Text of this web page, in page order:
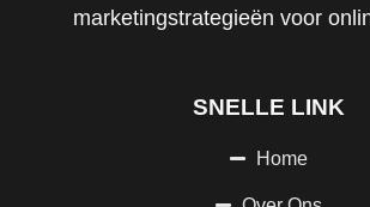
marketingstrategieën voor
SNELLE LINK
Home